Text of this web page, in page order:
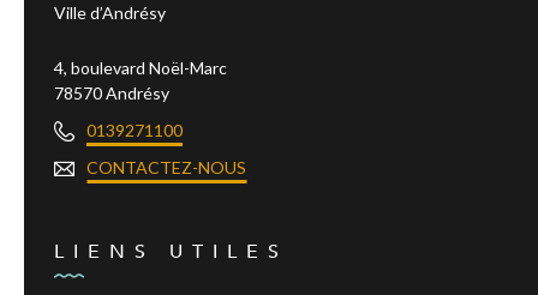
Ville d’Andrésy
4, boulevard Noël-Marc
78570 Andrésy
0139271100
CONTACTEZ-NOUS
LIENS UTILES